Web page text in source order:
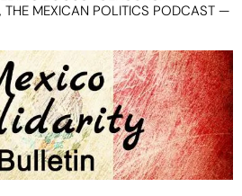
MEXICAN POLITICS PODCAST —